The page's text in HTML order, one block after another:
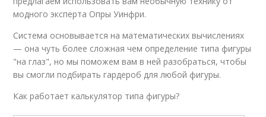
модного эксперта Опры Уинфри.
Система основывается на математических вычислениях
— она чуть более сложная чем определение типа фигуры
"на глаз", но мы поможем вам в ней разобраться, чтобы
вы смогли подбирать гардероб для любой фигуры.
Как работает калькулятор типа фигуры?